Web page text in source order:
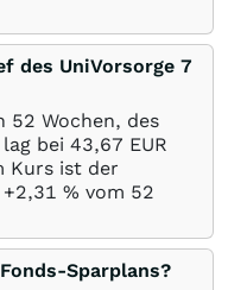
des UniVorsorge 7
52 Wochen, des
lag bei 43,67 EUR
Kurs ist der
+2,31 % vom 52
Sparplans?